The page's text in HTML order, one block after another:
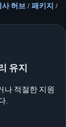
허브 / 패키지 /
유지
나 적절한 지원
.